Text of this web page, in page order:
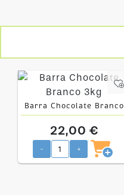
Barra Chocolate Branco
3kg
22,00 €
- +